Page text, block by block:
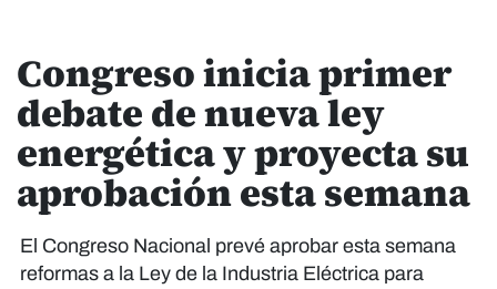
Congreso inicia primer
debate de nueva ley
energética y proyecta su
aprobación esta semana
El Congreso Nacional prevé aprobar esta semana
reformas a la Ley de la Industria Eléctrica para